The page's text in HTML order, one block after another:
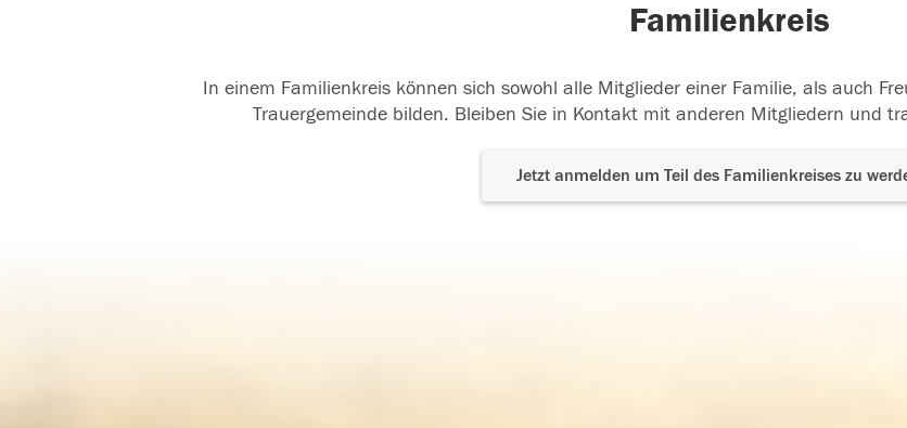
Familienkreis
In einem Familienkreis können sich sowohl alle Mitglieder einer Familie, als auch
Trauergemeinde bilden. Bleiben Sie in Kontakt mit anderen Mitgliedern und
Jetzt anmelden um Teil des Familienkreises zu